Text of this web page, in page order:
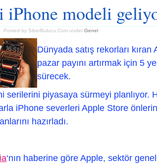
iPhone modeli
Posted by SiberBulucu.Com under Genel
Dünyada satış rekorları kıran
pazar payını artırmak için 5
sürecek.
serilerini piyasaya sürmeyi planlıyor.
iPhone severleri Apple Store
hazırladı.
‘nın haberine göre Apple, sektör